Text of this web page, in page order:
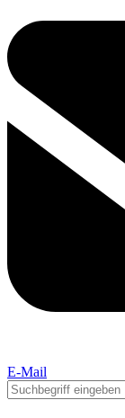
E-Mail
Suchen
nach: